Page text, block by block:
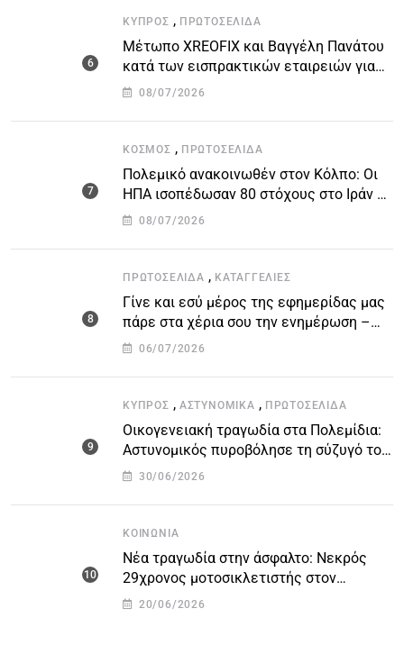
ΚΎΠΡΟΣ , ΠΡΩΤΟΣΈΛΙΔΑ
Μέτωπο XREOFIX και Βαγγέλη Πανάτου
κατά των εισπρακτικών εταιρειών για
την προστασία των δανειοληπτών
08/07/2026
ΚΌΣΜΟΣ , ΠΡΩΤΟΣΈΛΙΔΑ
Πολεμικό ανακοινωθέν στον Κόλπο: Οι
ΗΠΑ ισοπέδωσαν 80 στόχους στο Ιράν –
Μπαράζ επιθέσεων σε αμερικανικές
08/07/2026
ΠΡΩΤΟΣΈΛΙΔΑ , ΚΑΤΑΓΓΕΛΙΕΣ
Γίνε και εσύ μέρος της εφημερίδας μας
πάρε στα χέρια σου την ενημέρωση –
στείλε το δικό σου άρθρο την δική σου
06/07/2026
ΚΎΠΡΟΣ , ΑΣΤΥΝΟΜΙΚΆ , ΠΡΩΤΟΣΈΛΙΔΑ
Οικογενειακή τραγωδία στα Πολεμίδια:
Αστυνομικός πυροβόλησε τη σύζυγό του
και αυτοκτόνησε
30/06/2026
ΚΟΙΝΩΝΊΑ
Νέα τραγωδία στην άσφαλτο: Νεκρός
29χρονος μοτοσικλετιστής στον
αυτοκινητόδρομο Πάφου – Λεμεσού
20/06/2026